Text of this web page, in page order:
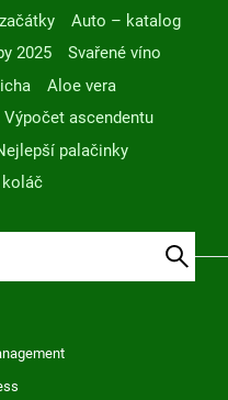
Auto – katalog
2025
Svařené víno
Aloe vera
Výpočet ascendentu
palačinky